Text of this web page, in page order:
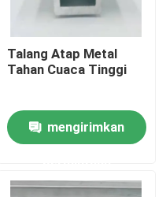
Talang Atap Metal
Tahan Cuaca Tinggi
mengirimkan